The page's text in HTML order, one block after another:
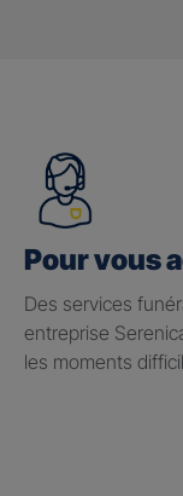
Pour vous
Des services
entreprise
les moments